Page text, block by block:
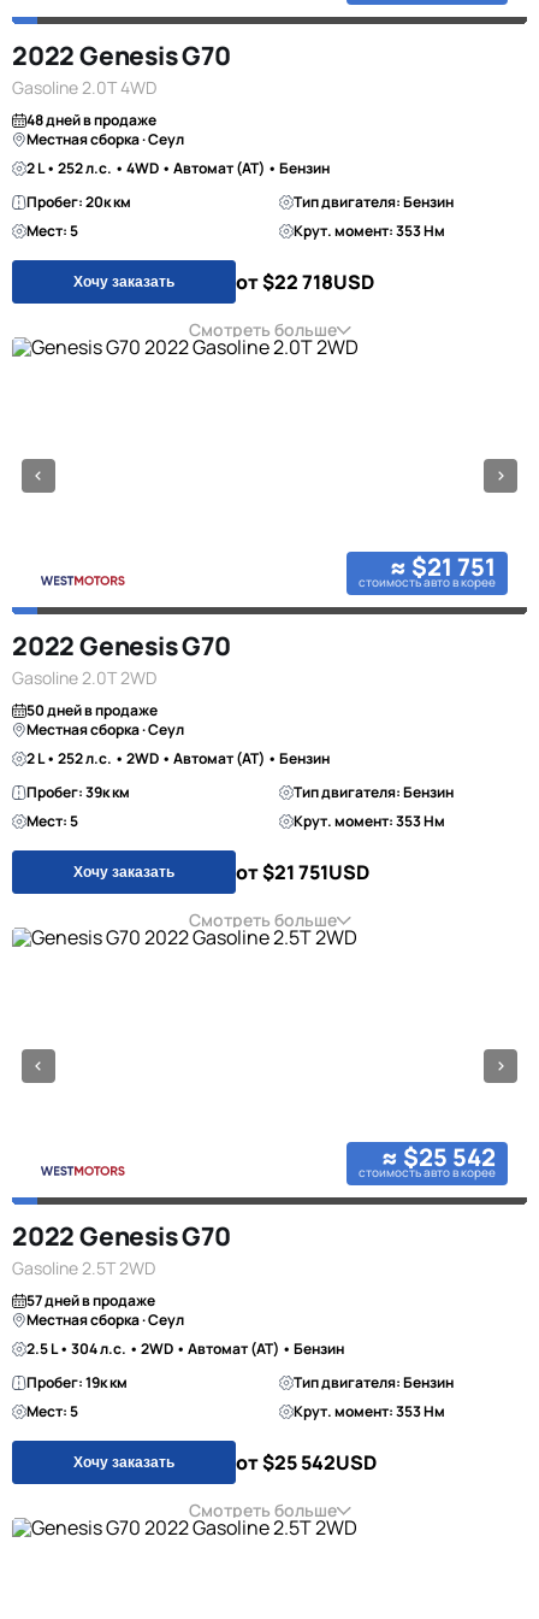
2022 Genesis G70
Gasoline 2.0T 4WD
48 дней в продаже
Местная сборка · Сеул
2 L • 252 л.с. • 4WD • Автомат (AT) • Бензин
Пробег: 20к км
Тип двигателя: Бензин
Мест: 5
Крут. момент: 353 Нм
Хочу заказать от $22 718USD
Смотреть больше
≈ $21 751
стоимость авто в корее
2022 Genesis G70
Gasoline 2.0T 2WD
50 дней в продаже
Местная сборка · Сеул
2 L • 252 л.с. • 2WD • Автомат (AT) • Бензин
Пробег: 39к км
Тип двигателя: Бензин
Мест: 5
Крут. момент: 353 Нм
Хочу заказать от $21 751USD
Смотреть больше
≈ $25 542
стоимость авто в корее
2022 Genesis G70
Gasoline 2.5T 2WD
57 дней в продаже
Местная сборка · Сеул
2.5 L • 304 л.с. • 2WD • Автомат (AT) • Бензин
Пробег: 19к км
Тип двигателя: Бензин
Мест: 5
Крут. момент: 353 Нм
Хочу заказать от $25 542USD
Смотреть больше